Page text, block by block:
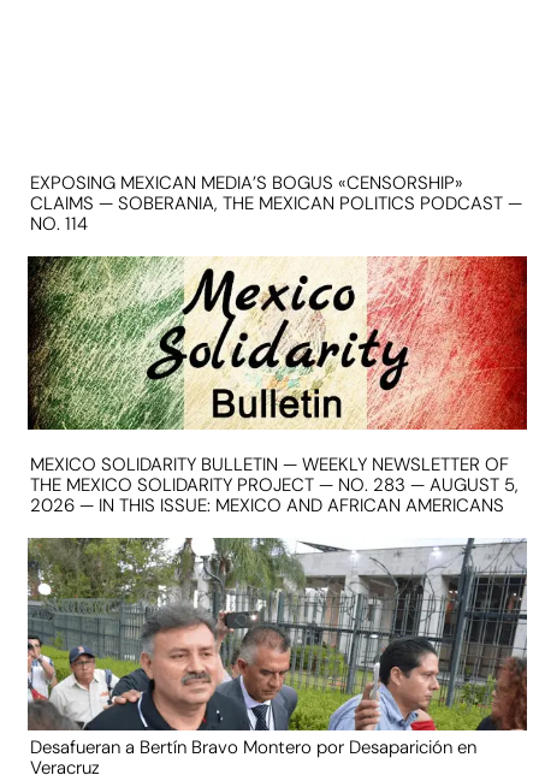
EXPOSING MEXICAN MEDIA’S BOGUS «CENSORSHIP»
CLAIMS — SOBERANIA, THE MEXICAN POLITICS PODCAST —
NO. 114
MEXICO SOLIDARITY BULLETIN — WEEKLY NEWSLETTER OF
THE MEXICO SOLIDARITY PROJECT — NO. 283 — AUGUST 5,
2026 — IN THIS ISSUE: MEXICO AND AFRICAN AMERICANS
Desafueran a Bertín Bravo Montero por Desaparición en
Veracruz